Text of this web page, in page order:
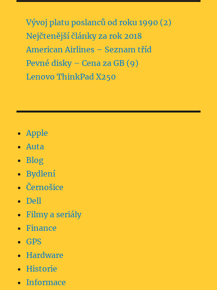
Vývoj platu poslanců od roku 1990 (2)
Nejčtenější články za rok 2018
American Airlines – Seznam tříd
Pevné disky – Cena za GB (9)
Lenovo ThinkPad X250
Apple
Auta
Blog
Bydlení
Černošice
Dell
Filmy a seriály
Finance
GPS
Hardware
Historie
Informace